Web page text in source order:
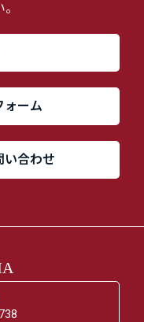
ォーム
い合わせ